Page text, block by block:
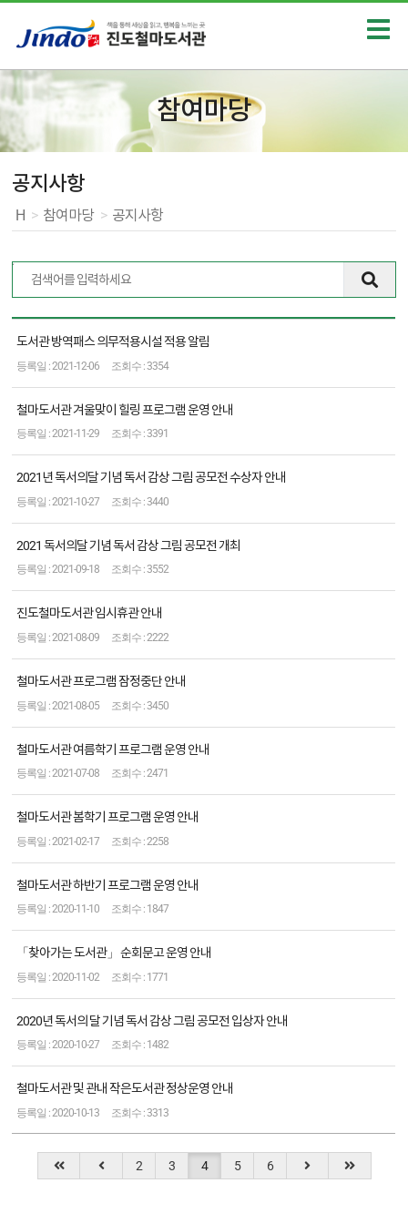
참여마당
공지사항
H > 참여마당 > 공지사항
전체 495건
지
사
항
도서관 방역패스 의무적용시설 적용 알림
2021-12-06 3354
철마도서관 겨울맞이 힐링 프로그램 운영 안내
2021-11-29 3391
2021년 독서의달 기념 독서 감상 그림 공모전 수상자 안내
2021-10-27 3440
2021 독서의달 기념 독서 감상 그림 공모전 개최
2021-09-18 3552
진도철마도서관 임시휴관 안내
2021-08-09 2222
철마도서관 프로그램 잠정중단 안내
2021-08-05 3450
철마도서관 여름학기 프로그램 운영 안내
2021-07-08 2471
철마도서관 봄학기 프로그램 운영 안내
2021-02-17 2258
철마도서관 하반기 프로그램 운영 안내
2020-11-10 1847
「찾아가는 도서관」 순회문고 운영 안내
2020-11-02 1771
2020년 독서의 달 기념 독서 감상 그림 공모전 입상자 안내
2020-10-27 1482
철마도서관 및 관내 작은도서관 정상운영 안내
2020-10-13 3313
2 3 4 5 6